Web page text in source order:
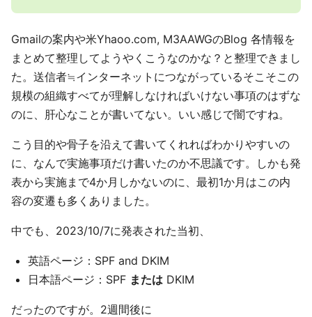
Gmailの案内や米Yhaoo.com, M3AAWGのBlog 各情報を
まとめて整理してようやくこうなのかな？と整理できまし
た。送信者≒インターネットにつながっているそこそこの
規模の組織すべてが理解しなければいけない事項のはずな
のに、肝心なことが書いてない。いい感じで闇ですね。
こう目的や骨子を沿えて書いてくれればわかりやすいの
に、なんで実施事項だけ書いたのか不思議です。しかも発
表から実施まで4か月しかないのに、最初1か月はこの内
容の変遷も多くありました。
中でも、2023/10/7に発表された当初、
英語ページ：SPF and DKIM
日本語ページ：SPF または DKIM
だったのですが。2週間後に